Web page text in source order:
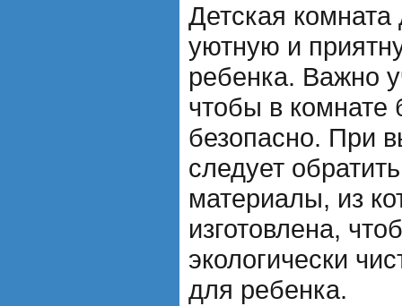
Детская комната
уютную и
ребенка. Важно
чтобы в
безопасно. При
следует
материалы, из
изготовлена,
экологически
для ребенка.